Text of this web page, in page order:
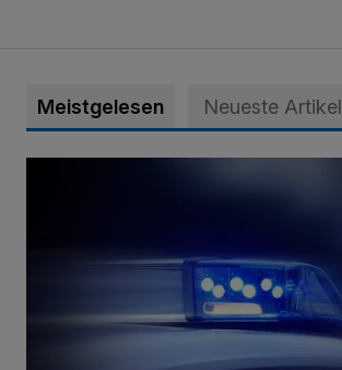
Meistgelesen Neueste Artikel